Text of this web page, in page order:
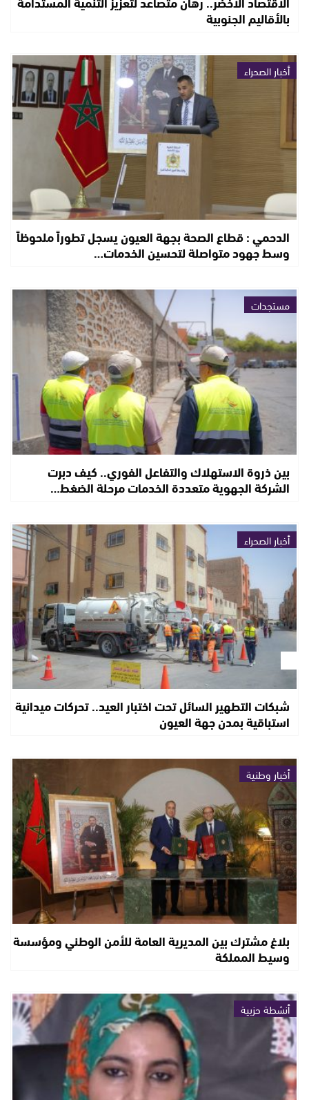
بالأقاليم الجنوبية
أخبار الصحراء
الدحمي : قطاع الصحة بجهة العيون يسجل تطوراً ملحوظاً
وسط جهود متواصلة لتحسين الخدمات…
مستجدات
بين ذروة الاستهلاك والتفاعل الفوري.. كيف دبرت
الشركة الجهوية متعددة الخدمات مرحلة الضغط…
أخبار الصحراء
شبكات التطهير السائل تحت اختبار العيد.. تحركات ميدانية
استباقية بمدن جهة العيون
أخبار وطنية
بلاغ مشترك بين المديرية العامة للأمن الوطني ومؤسسة
وسيط المملكة
أنشطة حزبية